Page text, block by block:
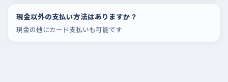
現金以外の支払い方法はありますか？
現金の他にカード支払いも可能です